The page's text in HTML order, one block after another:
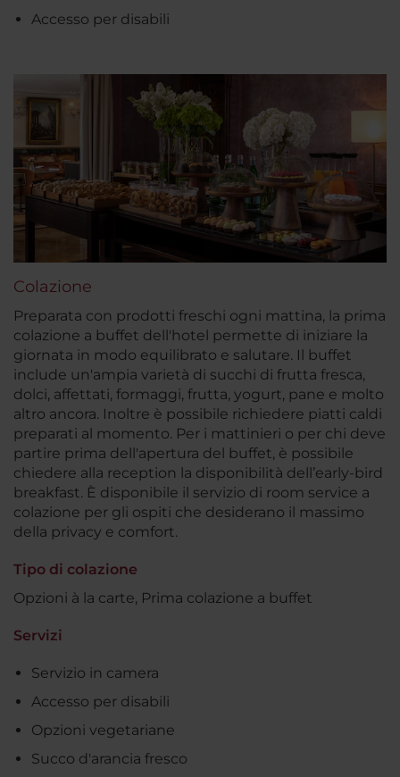
Accesso per disabili
Colazione
Preparata con prodotti freschi ogni mattina, la prima
colazione a buffet dell'hotel permette di iniziare la
giornata in modo equilibrato e salutare. Il buffet
include un'ampia varietà di succhi di frutta fresca,
dolci, affettati, formaggi, frutta, yogurt, pane e molto
altro ancora. Inoltre è possibile richiedere piatti caldi
preparati al momento. Per i mattinieri o per chi deve
partire prima dell'apertura del buffet, è possibile
chiedere alla reception la disponibilità dell’early-bird
breakfast. È disponibile il servizio di room service a
colazione per gli ospiti che desiderano il massimo
della privacy e comfort.
Tipo di colazione
Opzioni à la carte, Prima colazione a buffet
Servizi
Servizio in camera
Accesso per disabili
Opzioni vegetariane
Succo d'arancia fresco